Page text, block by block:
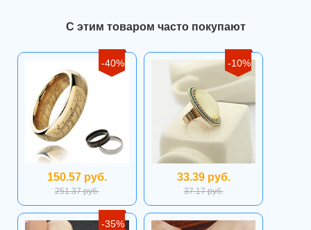
С этим товаром часто покупают
-40%
150.57 руб.
251.37 руб.
-10%
33.39 руб.
37.17 руб.
-35%